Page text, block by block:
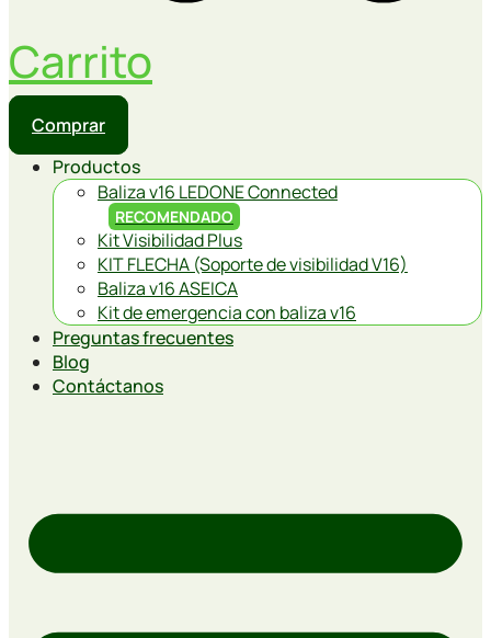
Carrito
Comprar
Productos
Baliza v16 LEDONE Connected
RECOMENDADO
Kit Visibilidad Plus
KIT FLECHA (Soporte de visibilidad V16)
Baliza v16 ASEICA
Kit de emergencia con baliza v16
Preguntas frecuentes
Blog
Contáctanos